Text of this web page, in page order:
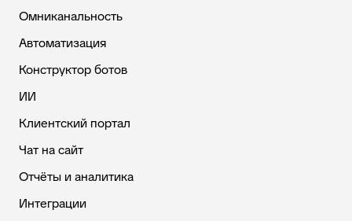
Омниканальность
Автоматизация
Конструктор ботов
ИИ
Клиентский портал
Чат на сайт
Отчёты и аналитика
Интеграции